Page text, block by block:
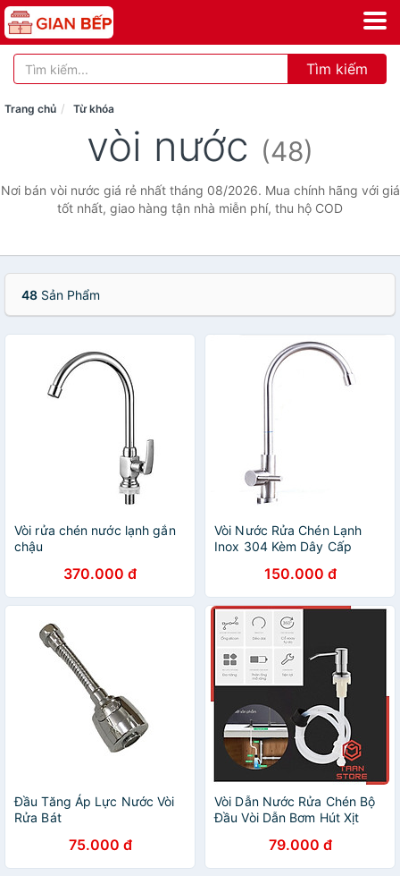
Tìm kiếm
Trang chủ Từ khóa
vòi nước (48)
Nơi bán vòi nước giá rẻ nhất tháng 08/2026. Mua chính hãng với giá
tốt nhất, giao hàng tận nhà miễn phí, thu hộ COD
48 Sản Phẩm
Vòi rửa chén nước lạnh gắn
chậu
370.000 đ
Vòi Nước Rửa Chén Lạnh
Inox 304 Kèm Dây Cấp
150.000 đ
Đầu Tăng Áp Lực Nước Vòi
Rửa Bát
75.000 đ
Vòi Dẫn Nước Rửa Chén Bộ
Đầu Vòi Dẫn Bơm Hút Xịt
Bát Gắn Bồn Rửa Bát
79.000 đ